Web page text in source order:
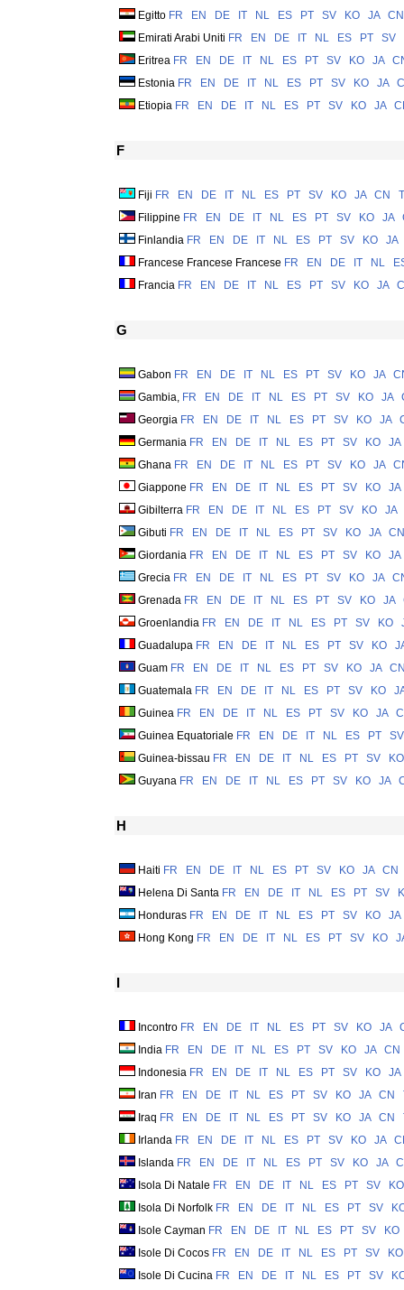
Egitto FR EN DE IT NL ES PT SV KO JA
CN
Emirati Arabi Uniti FR EN DE IT NL ES PT
SV
Eritrea FR EN DE IT NL ES PT SV KO JA
Estonia FR EN DE IT NL ES PT SV KO JA
Etiopia FR EN DE IT NL ES PT SV KO JA
F
Fiji FR EN DE IT NL ES PT SV KO JA CN
Filippine FR EN DE IT NL ES PT SV KO JA
Finlandia FR EN DE IT NL ES PT SV KO
JA
Francese Francese Francese FR EN DE IT NL
Francia FR EN DE IT NL ES PT SV KO JA
G
Gabon FR EN DE IT NL ES PT SV KO JA
Gambia, FR EN DE IT NL ES PT SV KO JA
Georgia FR EN DE IT NL ES PT SV KO JA
Germania FR EN DE IT NL ES PT SV KO
JA
Ghana FR EN DE IT NL ES PT SV KO JA
Giappone FR EN DE IT NL ES PT SV KO
JA
Gibilterra FR EN DE IT NL ES PT SV KO
JA
Gibuti FR EN DE IT NL ES PT SV KO JA
CN
Giordania FR EN DE IT NL ES PT SV KO
JA
Grecia FR EN DE IT NL ES PT SV KO JA
Grenada FR EN DE IT NL ES PT SV KO JA
Groenlandia FR EN DE IT NL ES PT SV KO
Guadalupa FR EN DE IT NL ES PT SV KO
Guam FR EN DE IT NL ES PT SV KO JA
Guatemala FR EN DE IT NL ES PT SV KO
Guinea FR EN DE IT NL ES PT SV KO JA
Guinea Equatoriale FR EN DE IT NL ES PT
SV
Guinea-bissau FR EN DE IT NL ES PT SV
KO
Guyana FR EN DE IT NL ES PT SV KO JA
H
Haiti FR EN DE IT NL ES PT SV KO JA
CN
Helena Di Santa FR EN DE IT NL ES PT SV
Honduras FR EN DE IT NL ES PT SV KO
JA
Hong Kong FR EN DE IT NL ES PT SV KO
I
Incontro FR EN DE IT NL ES PT SV KO JA
India FR EN DE IT NL ES PT SV KO JA
CN
Indonesia FR EN DE IT NL ES PT SV KO
JA
Iran FR EN DE IT NL ES PT SV KO JA CN
Iraq FR EN DE IT NL ES PT SV KO JA CN
Irlanda FR EN DE IT NL ES PT SV KO JA
Islanda FR EN DE IT NL ES PT SV KO JA
Isola Di Natale FR EN DE IT NL ES PT SV
KO
Isola Di Norfolk FR EN DE IT NL ES PT SV
Isole Cayman FR EN DE IT NL ES PT SV
KO
Isole Di Cocos FR EN DE IT NL ES PT SV
KO
Isole Di Cucina FR EN DE IT NL ES PT SV